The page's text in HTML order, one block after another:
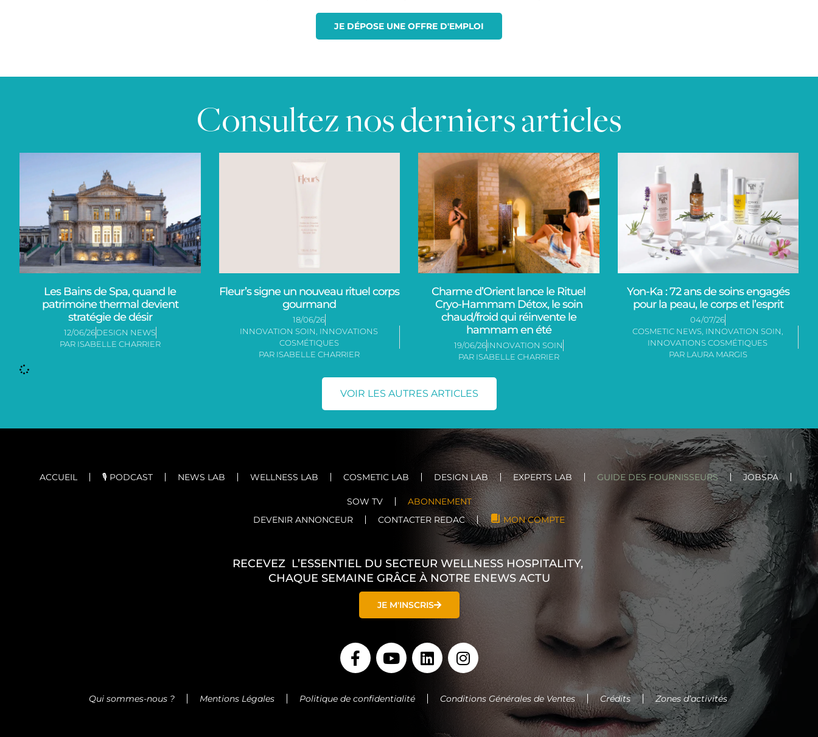
JE DÉPOSE UNE OFFRE D'EMPLOI
Consultez nos derniers articles
Les Bains de Spa, quand le
patrimoine thermal devient
stratégie de désir
12/06/26DESIGN NEWS
PAR ISABELLE CHARRIER
Fleur’s signe un nouveau rituel corps
gourmand
18/06/26
INNOVATION SOIN INNOVATIONS
COSMÉTIQUES
PAR ISABELLE CHARRIER
Charme d’Orient lance le Rituel
Cryo-Hammam Détox, le soin
chaud/froid qui réinvente le
hammam en été
19/06/26INNOVATION SOIN
PAR ISABELLE CHARRIER
Yon-Ka : 72 ans de soins engagés
pour la peau, le corps et l’esprit
04/07/26
COSMETIC NEWS, INNOVATION SOIN
INNOVATIONS COSMÉTIQUES
PAR LAURA MARGIS
VOIR LES AUTRES ARTICLES
ACCUEIL 🎙️ PODCAST NEWS LAB WELLNESS LAB COSMETIC LAB DESIGN LAB EXPERTS LAB GUIDE DES FOURNISSEURS JOBSPA
SOW TV
ABONNEMENT
DEVENIR ANNONCEUR
CONTACTER REDAC MON COMPTE
RECEVEZ L’ESSENTIEL DU SECTEUR WELLNESS HOSPITALITY,
CHAQUE SEMAINE GRÂCE À NOTRE ENEWS ACTU
JE M'INSCRIS
F
a
e
Y
o
t
L
i
k
I
n
s
t
Qui sommes-nous ? Mentions Légales Politique de confidentialité Conditions Générales de Ventes Crédits Zones d’activités